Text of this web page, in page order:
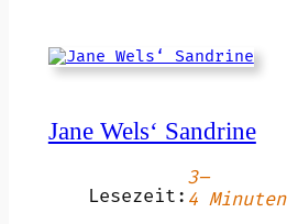
Jane Wels‘ Sandrine
Lesezeit:
3–
4 Minuten